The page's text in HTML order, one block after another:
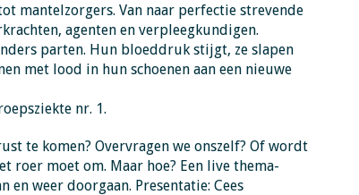
mantelzorgers. Van naar perfectie strevende
agenten en verpleegkundigen.
parten. Hun bloeddruk stijgt, ze slapen
met lood in hun schoenen aan een nieuwe
nr. 1.
te komen? Overvragen we onszelf? Of wordt
roer moet om. Maar hoe? Een live thema-
en weer doorgaan. Presentatie: Cees